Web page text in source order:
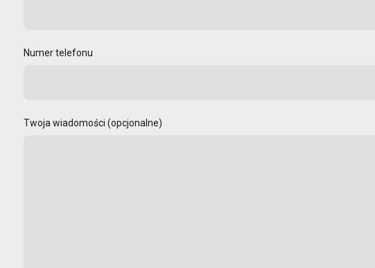
Numer telefonu
Twoja wiadomości (opcjonalne)